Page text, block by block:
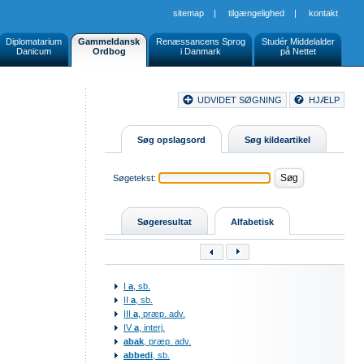
sitemap | tilgængelighed | kontakt
Diplomatarium
Danicum
Gammeldansk
Ordbog
Renæssancens Sprog
i Danmark
Studér Middelalder
på Nettet
UDVIDET SØGNING HJÆLP
Søg opslagsord Søg kildeartikel
Søgetekst:
Søgeresultat Alfabetisk
I a , sb.
II a , sb.
III a , præp. adv.
IVa , interj.
abak , præp. adv.
abbedi , sb.